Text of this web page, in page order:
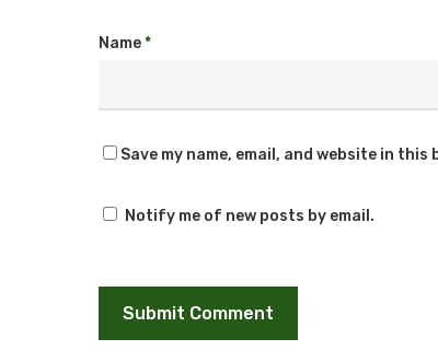
Name*
Save my name, email, and website in
Notify me of new posts by email.